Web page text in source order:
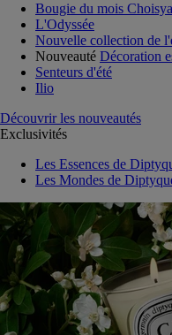
Bougie du mois Choisya
L'Odyssée
Nouvelle collection de
Nouveauté Décoration
Senteurs d'été
Ilio
Découvrir les nouveautés
Exclusivités
Les Essences de
Les Mondes de